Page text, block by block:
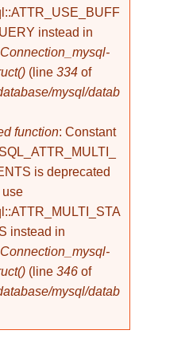
instead in
(line 334 of
mysql/datab
function: Constant
is deprecated
use
instead in
(line 346 of
mysql/datab